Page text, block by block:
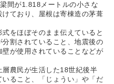
間が1.818メートルの小さな
ており、屋根は寄棟造の茅葺
をほぼそのまま伝えていると
割されていること、地震後の
が使用されていることなどが
農民が生活した18世紀後半
ること、「じょうい」や「だ